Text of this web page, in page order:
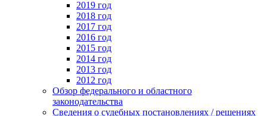
2019 год
2018 год
2017 год
2016 год
2015 год
2014 год
2013 год
2012 год
Обзор федерального и областного
законодательства
Сведения о судебных постановлениях / решениях